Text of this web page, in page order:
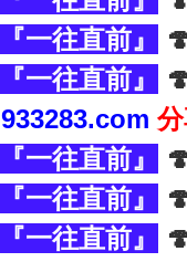
『一往直前』
『一往直前』
933283.com
『一往直前』
『一往直前』
『一往直前』